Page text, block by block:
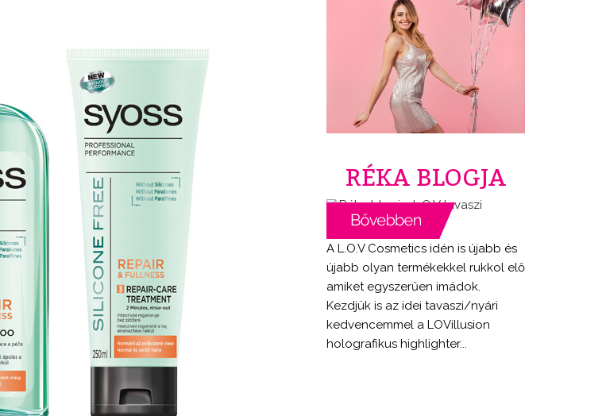
RÉKA BLOGJA
A L.O.V Cosmetics idén is újabb és
újabb olyan termékekkel rukkol elő
amiket egyszerűen imádok.
Kezdjük is az idei tavaszi/nyári
kedvencemmel a LOVillusion
holografikus highlighter...